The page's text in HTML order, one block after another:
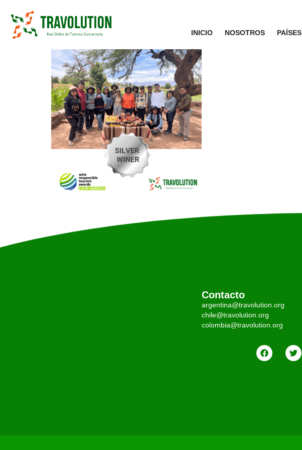
INICIO NOSOTROS PAÍSES
Contacto
argentina@travolution.org
chile@travolution.org
colombia@travolution.org